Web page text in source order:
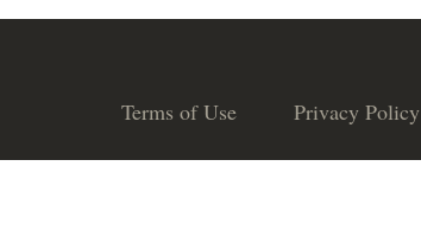
Terms of Use Privacy Policy